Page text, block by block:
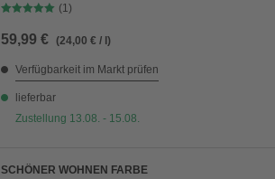
(1)
59,99 € (24,00 € / l)
Verfügbarkeit im Markt prüfen
lieferbar
Zustellung 13.08. - 15.08.
SCHÖNER WOHNEN FARBE